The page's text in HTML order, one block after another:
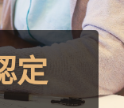
定